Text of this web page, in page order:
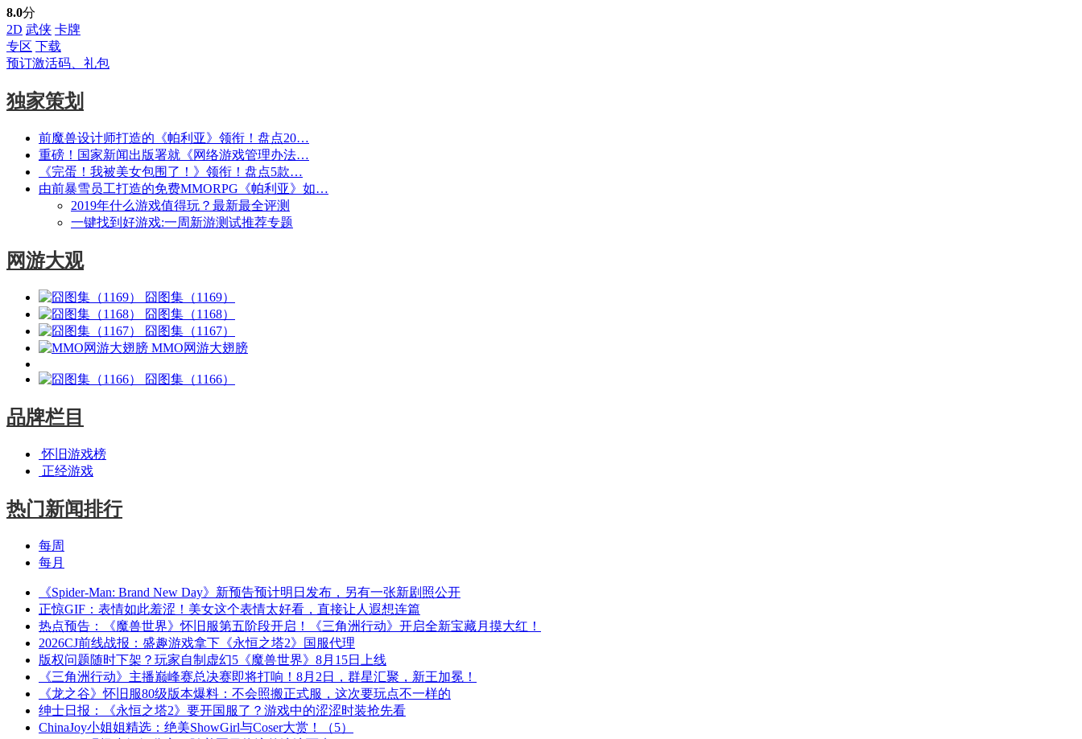
8.0分
2D 武侠 卡牌
专区 下载
预订激活码、礼包
独家策划
前魔兽设计师打造的《帕利亚》领衔！盘点20…
重磅！国家新闻出版署就《网络游戏管理办法…
《完蛋！我被美女包围了！》领衔！盘点5款…
由前暴雪员工打造的免费MMORPG《帕利亚》如…
2019年什么游戏值得玩？最新最全评测
一键找到好游戏:一周新游测试推荐专题
网游大观
囧图集（1169）
囧图集（1168）
囧图集（1167）
MMO网游大翅膀
囧图集（1166）
品牌栏目
怀旧游戏榜
正经游戏
热门新闻排行
每周
每月
《Spider-Man: Brand New Day》新预告预计明日发布，另有一张新剧照公开
正惊GIF：表情如此羞涩！美女这个表情太好看，直接让人遐想连篇
热点预告：《魔兽世界》怀旧服第五阶段开启！《三角洲行动》开启全新宝藏月摸大红！
2026CJ前线战报：盛趣游戏拿下《永恒之塔2》国服代理
版权问题随时下架？玩家自制虚幻5《魔兽世界》8月15日上线
《三角洲行动》主播巅峰赛总决赛即将打响！8月2日，群星汇聚，新王加冕！
《龙之谷》怀旧服80级版本爆料：不会照搬正式服，这次要玩点不一样的
绅士日报：《永恒之塔2》要开国服了？游戏中的涩涩时装抢先看
ChinaJoy小姐姐精选：绝美ShowGirl与Coser大赏！（5）